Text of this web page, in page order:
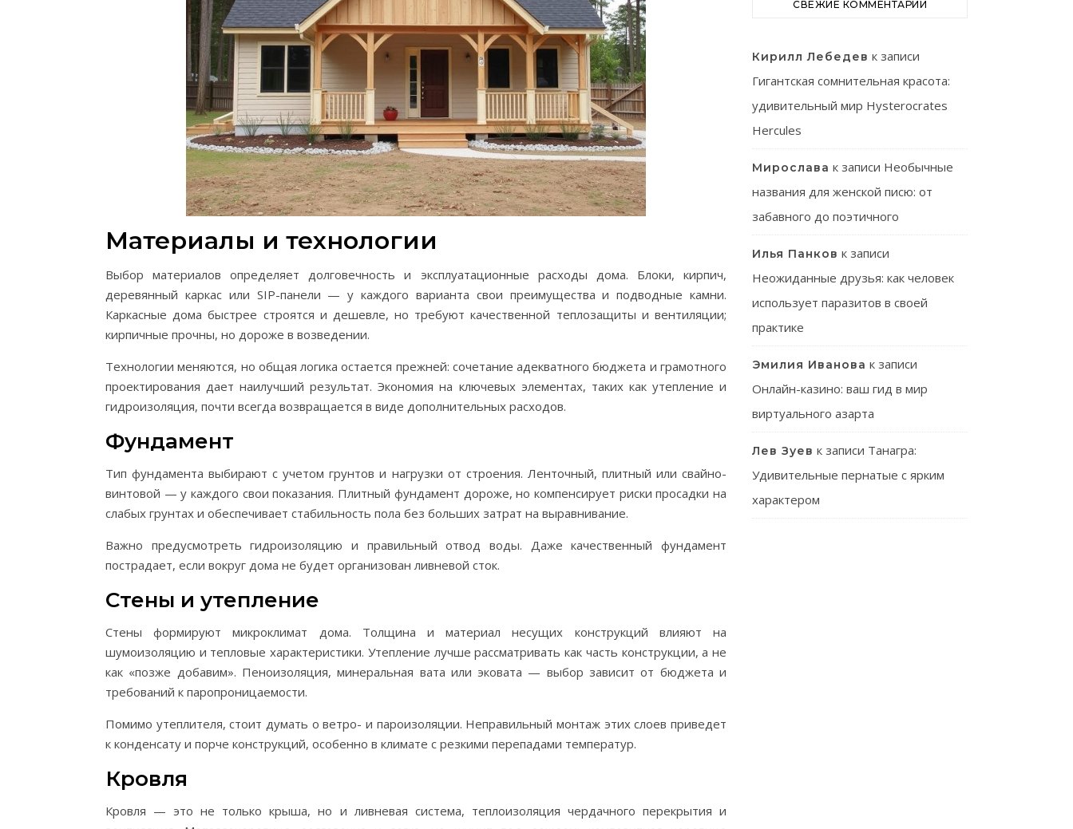
Материалы и технологии
Выбор материалов определяет долговечность и эксплуатационные расходы дома. Блоки, кирпич,
деревянный каркас или SIP-панели — у каждого варианта свои преимущества и подводные камни.
Каркасные дома быстрее строятся и дешевле, но требуют качественной теплозащиты и вентиляции;
кирпичные прочны, но дороже в возведении.
Технологии меняются, но общая логика остается прежней: сочетание адекватного бюджета и грамотного
проектирования дает наилучший результат. Экономия на ключевых элементах, таких как утепление и
гидроизоляция, почти всегда возвращается в виде дополнительных расходов.
Фундамент
Тип фундамента выбирают с учетом грунтов и нагрузки от строения. Ленточный, плитный или свайно-
винтовой — у каждого свои показания. Плитный фундамент дороже, но компенсирует риски просадки на
слабых грунтах и обеспечивает стабильность пола без больших затрат на выравнивание.
Важно предусмотреть гидроизоляцию и правильный отвод воды. Даже качественный фундамент
пострадает, если вокруг дома не будет организован ливневой сток.
Стены и утепление
Стены формируют микроклимат дома. Толщина и материал несущих конструкций влияют на
шумоизоляцию и тепловые характеристики. Утепление лучше рассматривать как часть конструкции, а не
как «позже добавим». Пеноизоляция, минеральная вата или эковата — выбор зависит от бюджета и
требований к паропроницаемости.
Помимо утеплителя, стоит думать о ветро- и пароизоляции. Неправильный монтаж этих слоев приведет
к конденсату и порче конструкций, особенно в климате с резкими перепадами температур.
Кровля
Кровля — это не только крыша, но и ливневая система, теплоизоляция чердачного перекрытия и
СВЕЖИЕ КОММЕНТАРИИ
Кирилл Лебедев к записи
Гигантская сомнительная красота:
удивительный мир Hysterocrates
Hercules
Мирослава к записи Необычные
названия для женской писю: от
забавного до поэтичного
Илья Панков к записи
Неожиданные друзья: как человек
использует паразитов в своей
практике
Эмилия Иванова к записи
Онлайн-казино: ваш гид в мир
виртуального азарта
Лев Зуев к записи Танагра:
Удивительные пернатые с ярким
характером